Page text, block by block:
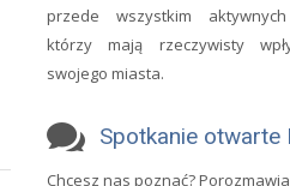
przede wszystkim
którzy mają rzeczywisty
swojego miasta.
Spotkanie otwarte
Chcesz nas poznać?